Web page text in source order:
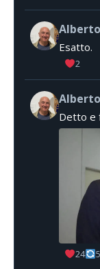
Esatto.
2
Detto e
24 5